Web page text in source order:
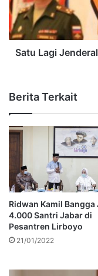
Satu Lagi
Berita Terkait
Ridwan Kamil Bangga
4.000 Santri Jabar di
Pesantren Lirboyo
21/01/2022